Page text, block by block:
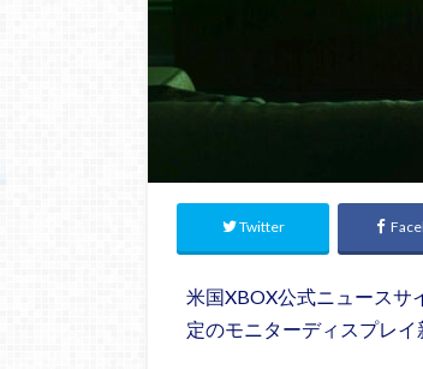
Twitter
米国XBOX公式ニュースサ
定のモニターディスプレ